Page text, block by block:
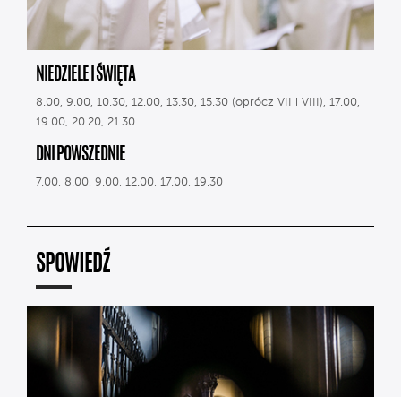
NIEDZIELE I ŚWIĘTA
8.00, 9.00, 10.30, 12.00, 13.30, 15.30 (oprócz VII i VIII), 17.00,
19.00, 20.20, 21.30
DNI POWSZEDNIE
7.00, 8.00, 9.00, 12.00, 17.00, 19.30
SPOWIEDŹ